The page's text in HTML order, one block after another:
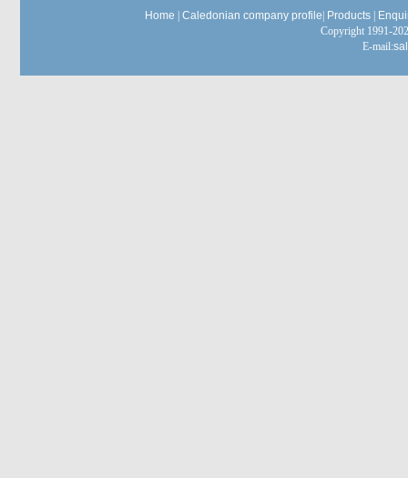
Home Caledonian company profile Products
Copyright 1991-
E-mail: